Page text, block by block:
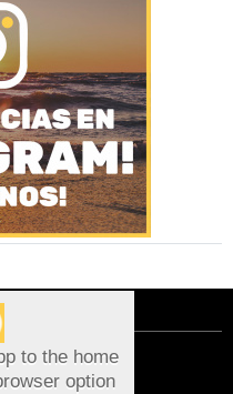
to the home
option
de cookies: